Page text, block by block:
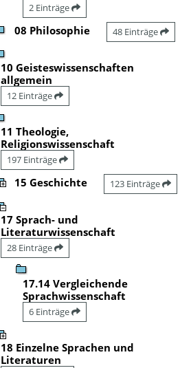
2 Einträge
08 Philosophie 48 Einträge
10 Geisteswissenschaften
allgemein
12 Einträge
11 Theologie,
Religionswissenschaft
197 Einträge
15 Geschichte 123 Einträge
17 Sprach- und
Literaturwissenschaft
28 Einträge
17.14 Vergleichende
Sprachwissenschaft
6 Einträge
18 Einzelne Sprachen und
Literaturen